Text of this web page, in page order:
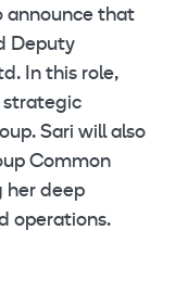
announce that
Deputy
In this role,
strategic
Sari will also
Common
her deep
operations.